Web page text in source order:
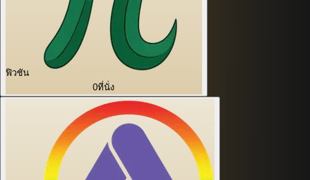
ฟิวชัน
0ที่นั่ง